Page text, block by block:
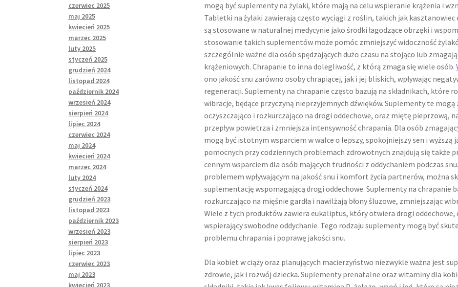
mogą być suplementy na żylaki, które mają na celu wspieranie krążenia i
Tabletki na żylaki zawierają często wyciągi z roślin, takich jak kasztanowiec
są stosowane w naturalnej medycynie jako środki łagodzące obrzęki i
stosowanie takich suplementów może pomóc zmniejszyć widoczność
szczególnie ważne dla osób spędzających dużo czasu na stojąco lub
krążeniowych. Chrapanie to inna dolegliwość, z którą zmaga się wiele osób.
ono jakość snu zarówno osoby chrapiącej, jak i jej bliskich, wpływając
regeneracji. Suplementy na chrapanie często bazują na składnikach, które
wibracje, będące przyczyną nieprzyjemnych dźwięków. Suplementy te
oczyszczająco i rozkurczająco na drogi oddechowe, oraz miętę pieprzową,
przepływ powietrza i zmniejsza intensywność chrapania. Dla osób
mogą być istotnym wsparciem w walce o lepszy, spokojniejszy sen i wyższą
pomocnych przy codziennych problemach zdrowotnych znajdują się także
cennym wsparciem dla osób mających trudności z oddychaniem podczas
problemem wpływającym na jakość snu i komfort życia partnerów, można
suplementację wspomagającą drogi oddechowe. Suplementy na chrapanie
rozkurczająco na mięśnie gardła i nawilżają błony śluzowe, zmniejszając
Wiele z tych produktów zawiera eukaliptus, który otwiera drogi
wspierający swobodne oddychanie. Tego rodzaju suplementy mogą być
problemu chrapania i poprawę jakości snu.
Dla kobiet w ciąży oraz planujących macierzyństwo niezwykle ważna jest
zdrowie, jak i rozwój dziecka. Suplementy prenatalne oraz witaminy dla
czerwiec 2025
maj 2025
kwiecień 2025
marzec 2025
luty 2025
styczeń 2025
grudzień 2024
listopad 2024
październik 2024
wrzesień 2024
sierpień 2024
lipiec 2024
czerwiec 2024
maj 2024
kwiecień 2024
marzec 2024
luty 2024
styczeń 2024
grudzień 2023
listopad 2023
październik 2023
wrzesień 2023
sierpień 2023
lipiec 2023
czerwiec 2023
maj 2023
kwiecień 2023